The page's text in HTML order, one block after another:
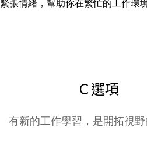
張情緒，幫助你在繁忙的工作環
Ｃ選項
有新的工作學習，是開拓視